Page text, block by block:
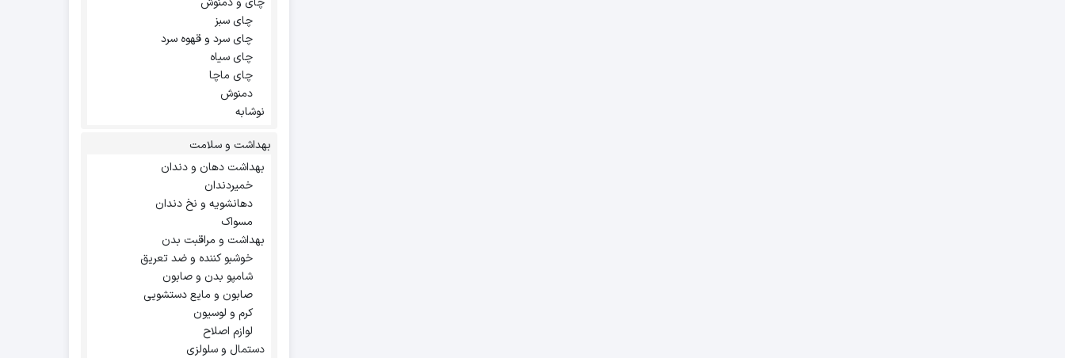
چای سبز
چای سرد و قهوه سرد
چای سیاه
چای ماچا
دمنوش
نوشابه
بهداشت و سلامت
بهداشت دهان و دندان
خمیردندان
دهانشویه و نخ دندان
مسواک
بهداشت و مراقبت بدن
خوشبو کننده و ضد تعریق
شامپو بدن و صابون
صابون و مایع دستشویی
کرم و لوسیون
لوازم اصلاح
دستمال و سلولزی